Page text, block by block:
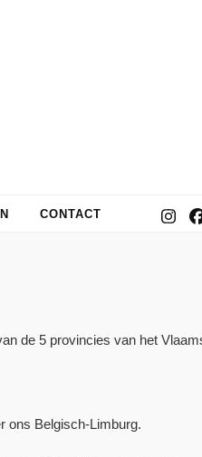
CONTACT
de 5 provincies van het
ons Belgisch-Limburg.